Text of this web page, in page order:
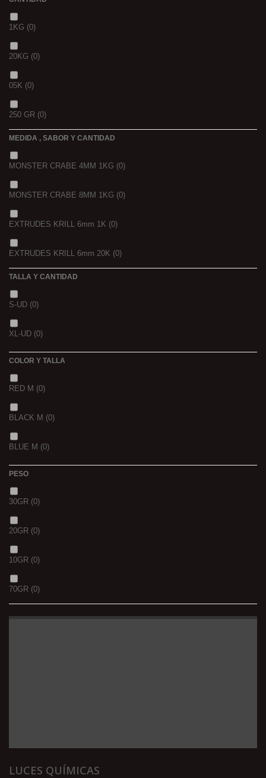
1KG (0)
20KG (0)
05K (0)
250 GR (0)
3 K
5 K
MEDIDA , SABOR Y CANTIDAD
MONSTER CRABE 4MM 1KG (0)
MONSTER CRABE 8MM 1KG (0)
EXTRUDES KRILL 6mm 1K (0)
EXTRUDES KRILL 6mm 20K (0)
NOIR POISSON 8MM 1K
TALLA Y CANTIDAD
S-UD (0)
XL-UD (0)
COLOR Y TALLA
RED M (0)
BLACK M (0)
BLUE M (0)
PESO
30GR (0)
20GR (0)
10GR (0)
70GR (0)
LUCES QUÍMICAS